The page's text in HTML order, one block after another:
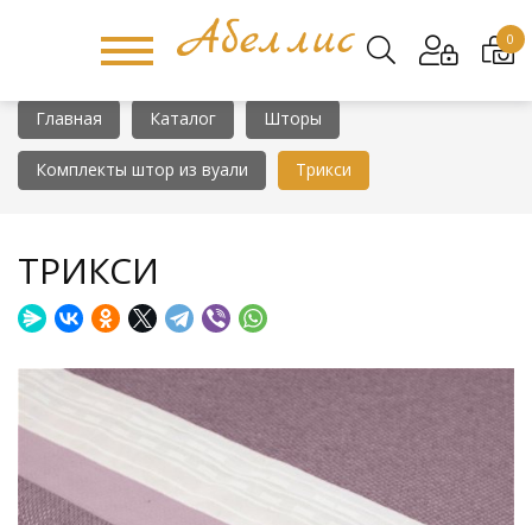
Главная Каталог Шторы
Комплекты штор из вуали Трикси
ТРИКСИ
0